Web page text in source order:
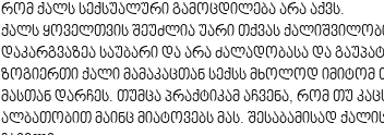
რომ ქალს სექსუალური გამოცდილება არა აქვს.
ქალს ყოველთვის შეუძლია უარი თქვას
დაკარგვაზეა საუბარი და არა ძალადობასა და
ზოგიერთი ქალი მამაკაცთან სექსს მხოლოდ იმიტომ
მასთან დარჩეს. თუმცა პრაქტიკამ აჩვენა, რომ თუ
ალბათობით მაინც მიატოვებს მას. შესაბამისად